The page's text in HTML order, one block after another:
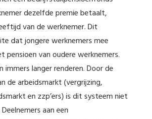
dezelfde premie betaalt,
van de werknemer. Dit
dat jongere werknemers mee
pensioen van oudere werknemers.
immers langer renderen. Door de
de arbeidsmarkt (vergrijzing,
en zzp’ers) is dit systeem niet
aan een